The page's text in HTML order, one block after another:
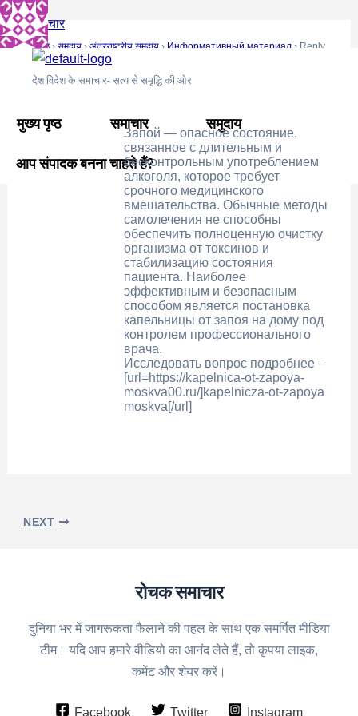
Skip
to
content
रोचक समाचार
देश विदेश के समाचार- सत्य से समृद्धि की ओर
मुख्य पृष्ठ समाचार समुदाय
आप संपादक बनना चाहते हैं?
मुख्य पृष्ठ › समुदाय › अंतरराष्ट्रीय समुदाय › Информативный материал › Reply
To: Информативный материал
Запой — опасное состояние,
связанное с длительным и
бесконтрольным употреблением
алкоголя, которое требует
срочного медицинского
вмешательства. Обычные методы
самолечения не способны
обеспечить полноценную очистку
организма от токсинов и
стабилизацию состояния
пациента. Наиболее
эффективным и безопасным
способом является постановка
капельницы от запоя на дому под
контролем профессионального
врача.
Исследовать вопрос подробнее –
[url=https://kapelnica-ot-zapoya-
moskva00.ru/]kapelnicza-ot-zapoya
moskva[/url]
Post
navigation
NEXT
रोचक समाचार
दुनिया भर में जागरूकता फैलाने की पहल के साथ एक समर्पित मीडिया
टीम। यदि आप हमारे वीडियो का आनंद लेते हैं, तो कृपया लाइक,
कमेंट और शेयर करें।
Facebook Twitter Instagram